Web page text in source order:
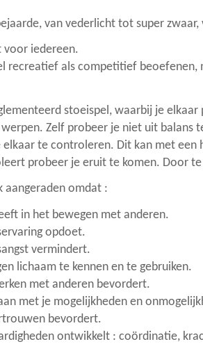
van vederlicht tot super
voor iedereen.
recreatief als competitief beoefenen,
stoeispel, waarbij je
Zelf probeer je niet uit balans
elkaar te controleren. Dit kan met een
probeer je eruit te komen. Door
aangeraden omdat :
in het bewegen met anderen.
opdoet.
vermindert.
lichaam te kennen en te gebruiken.
met anderen bevordert.
met je mogelijkheden en
bevordert.
ontwikkelt : coördinatie,